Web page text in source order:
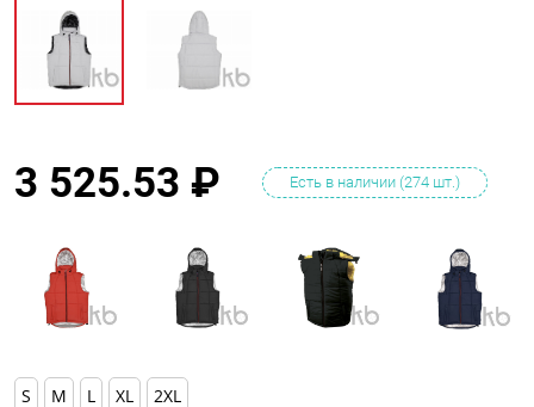
3 525.53 ₽ Есть в наличии (274 шт.)
S M L XL 2XL